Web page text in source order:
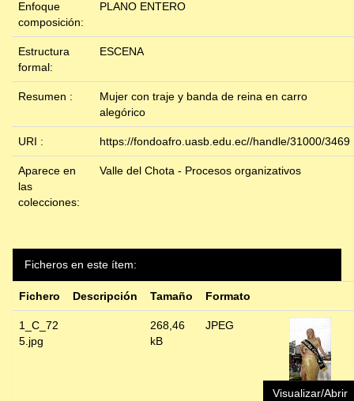
Enfoque
composición:
PLANO ENTERO
Estructura
formal:
ESCENA
Resumen :
Mujer con traje y banda de reina en carro
alegórico
URI : https://fondoafro.uasb.edu.ec//handle/31000/3469
Aparece en
las
colecciones:
Valle del Chota - Procesos organizativos
Ficheros en este ítem:
Fichero Descripción Tamaño Formato
1_C_72
5.jpg
268,46
kB
JPEG
Visualizar/Abrir